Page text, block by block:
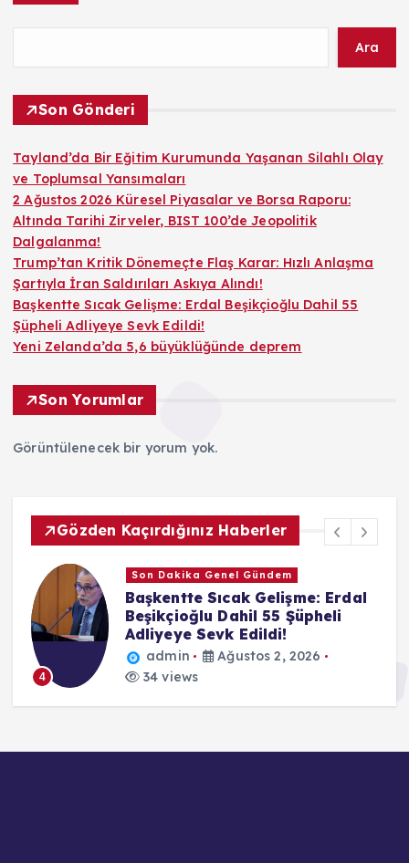
Ara
Son Gönderi
Tayland’da Bir Eğitim Kurumunda Yaşanan Silahlı Olay
ve Toplumsal Yansımaları
2 Ağustos 2026 Küresel Piyasalar ve Borsa Raporu:
Altında Tarihi Zirveler, BIST 100’de Jeopolitik
Dalgalanma!
Trump’tan Kritik Dönemeçte Flaş Karar: Hızlı Anlaşma
Şartıyla İran Saldırıları Askıya Alındı!
Başkentte Sıcak Gelişme: Erdal Beşikçioğlu Dahil 55
Şüpheli Adliyeye Sevk Edildi!
Yeni Zelanda’da 5,6 büyüklüğünde deprem
Son Yorumlar
Görüntülenecek bir yorum yok.
Gözden Kaçırdığınız Haberler
4
Son Dakika Genel Gündem
Başkentte Sıcak Gelişme: Erdal
Beşikçioğlu Dahil 55 Şüpheli
Adliyeye Sevk Edildi!
admin
Ağustos 2, 2026
34 views